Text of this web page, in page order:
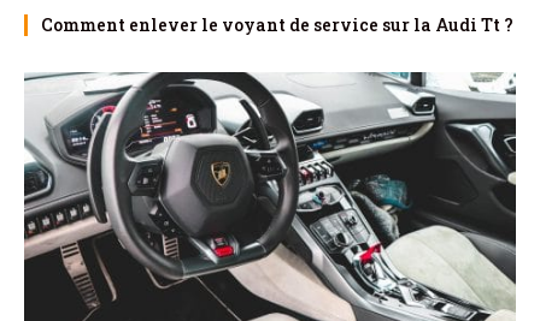
Comment enlever le voyant de service sur la Audi Tt ?